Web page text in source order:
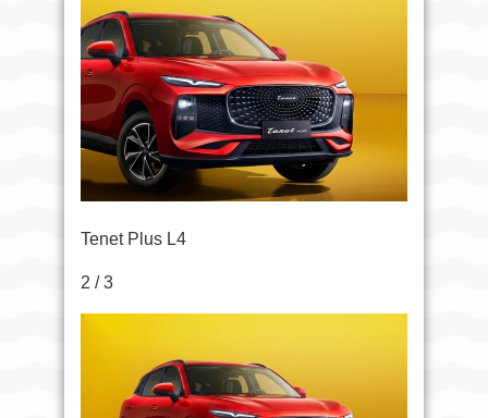
Tenet Plus L4
2 / 3